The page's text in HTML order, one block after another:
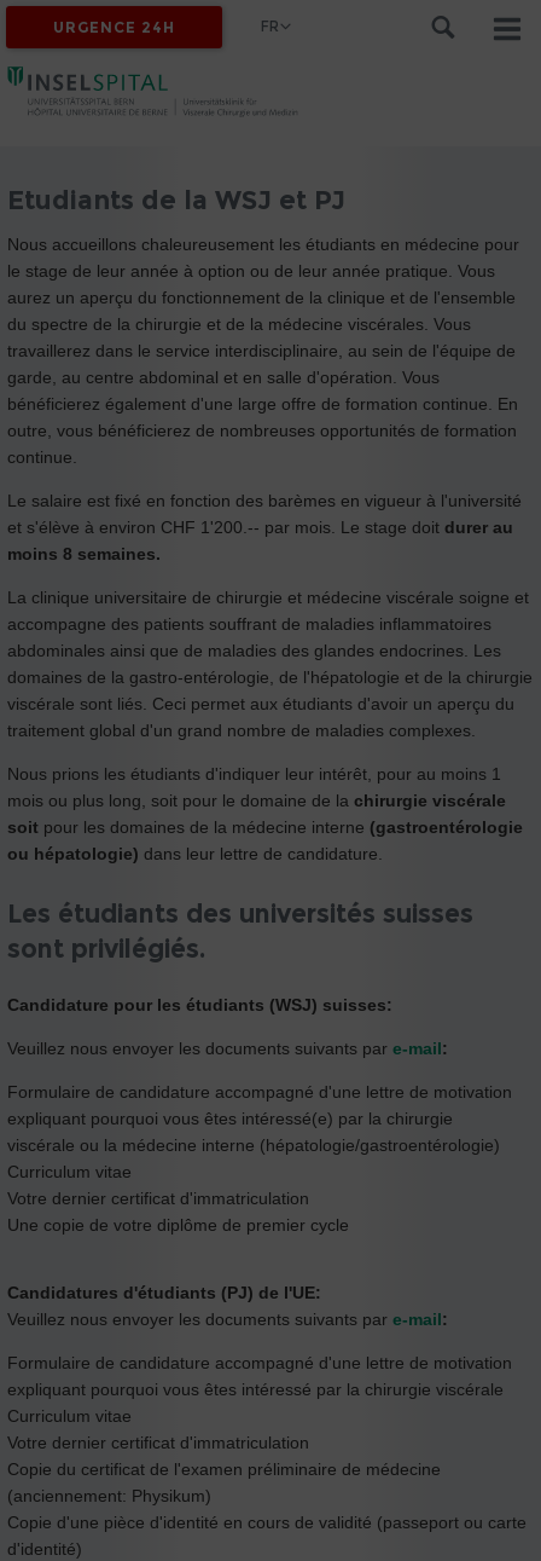
URGENCE 24H FR
Etudiants de la WSJ et PJ
Nous accueillons chaleureusement les étudiants en médecine pour
le stage de leur année à option ou de leur année pratique. Vous
aurez un aperçu du fonctionnement de la clinique et de l'ensemble
du spectre de la chirurgie et de la médecine viscérales. Vous
travaillerez dans le service interdisciplinaire, au sein de l'équipe de
garde, au centre abdominal et en salle d'opération. Vous
bénéficierez également d'une large offre de formation continue. En
outre, vous bénéficierez de nombreuses opportunités de formation
continue.
Le salaire est fixé en fonction des barèmes en vigueur à l'université
et s'élève à environ CHF 1'200.-- par mois. Le stage doit durer au
moins 8 semaines.
La clinique universitaire de chirurgie et médecine viscérale soigne et
accompagne des patients souffrant de maladies inflammatoires
abdominales ainsi que de maladies des glandes endocrines. Les
domaines de la gastro-entérologie, de l'hépatologie et de la chirurgie
viscérale sont liés. Ceci permet aux étudiants d'avoir un aperçu du
traitement global d'un grand nombre de maladies complexes.
Nous prions les étudiants d'indiquer leur intérêt, pour au moins 1
mois ou plus long, soit pour le domaine de la chirurgie viscérale
soit pour les domaines de la médecine interne (gastroentérologie
ou hépatologie) dans leur lettre de candidature.
Les étudiants des universités suisses
sont privilégiés.
Candidature pour les étudiants (WSJ) suisses:
Veuillez nous envoyer les documents suivants par e-mail:
Formulaire de candidature accompagné d'une lettre de motivation
expliquant pourquoi vous êtes intéressé(e) par la chirurgie
viscérale ou la médecine interne (hépatologie/gastroentérologie)
Curriculum vitae
Votre dernier certificat d'immatriculation
Une copie de votre diplôme de premier cycle
Candidatures d'étudiants (PJ) de l'UE:
Veuillez nous envoyer les documents suivants par e-mail:
Formulaire de candidature accompagné d'une lettre de motivation
expliquant pourquoi vous êtes intéressé par la chirurgie viscérale
Curriculum vitae
Votre dernier certificat d'immatriculation
Copie du certificat de l'examen préliminaire de médecine
(anciennement: Physikum)
Copie d'une pièce d'identité en cours de validité (passeport ou carte
d'identité)